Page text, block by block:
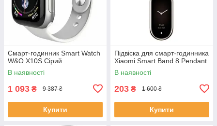
Смарт-годинник Smart Watch
W&O X10S Сірий
В наявності
1 093 ₴ 9 387 ₴
Купити
Підвіска для смарт-годинника
Xiaomi Smart Band 8 Pendant
В наявності
203 ₴ 1 600 ₴
Купити